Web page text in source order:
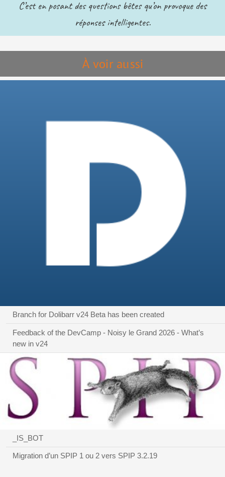
C’est en posant des questions bêtes qu’on provoque des
réponses intelligentes.
À voir aussi
Branch for Dolibarr v24 Beta has been created
Feedback of the DevCamp - Noisy le Grand 2026 - What’s
new in v24
_IS_BOT
Migration d’un SPIP 1 ou 2 vers SPIP 3.2.19